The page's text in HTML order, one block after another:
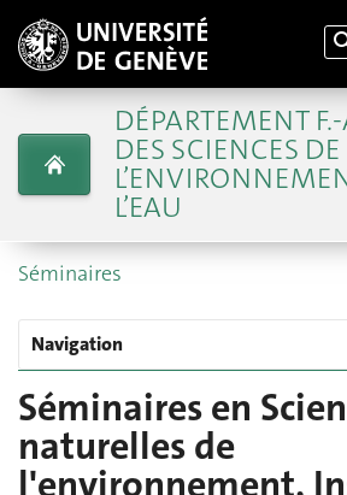
DÉPARTEMENT
DES SCIENCES DE
L’EAU
Séminaires
Navigation
Séminaires en
naturelles de
l'environnement,